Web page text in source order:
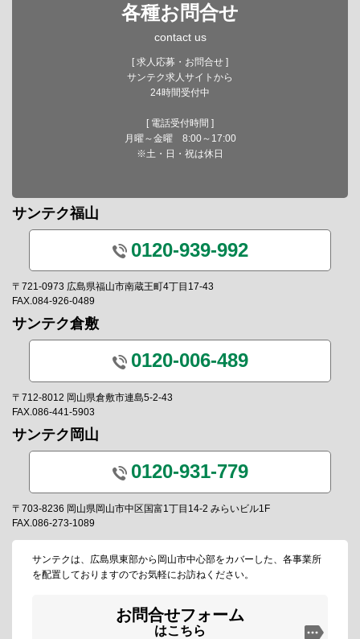
各種お問合せ
contact us
[ 求人応募・お問合せ ]
サンテク求人サイトから
24時間受付中
[ 電話受付時間 ]
月曜～金曜 8:00～17:00
※土・日・祝は休日
サンテク福山
0120-939-992
〒721-0973 広島県福山市南蔵王町4丁目17-43
FAX.084-926-0489
サンテク倉敷
0120-006-489
〒712-8012 岡山県倉敷市連島5-2-43
FAX.086-441-5903
サンテク岡山
0120-931-779
〒703-8236 岡山県岡山市中区国富1丁目14-2 みらいビル1F
FAX.086-273-1089
サンテクは、広島県東部から岡山市中心部をカバーした、各事業所
を配置しておりますのでお気軽にお訪ねください。
お問合せフォーム
はこちら